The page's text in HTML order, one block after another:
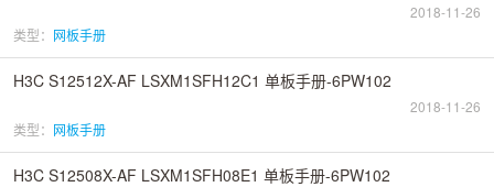
2018-11-26
类型： 网板手册
H3C S12512X-AF LSXM1SFH12C1 单板手册-6PW102
2018-11-26
类型： 网板手册
H3C S12508X-AF LSXM1SFH08E1 单板手册-6PW102